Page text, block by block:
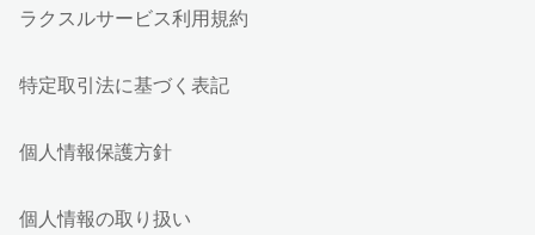
ラクスルサービス利用規約
特定取引法に基づく表記
個人情報保護方針
個人情報の取り扱い